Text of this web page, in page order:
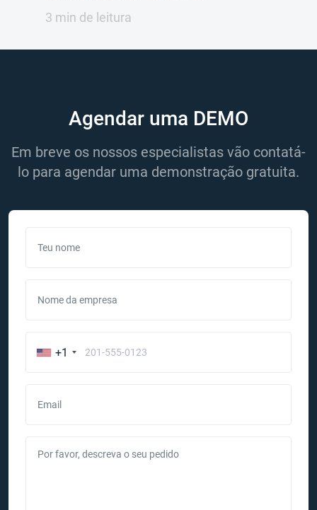
3 min de leitura
Agendar uma DEMO
Em breve os nossos especialistas vão contatá-
lo para agendar uma demonstração gratuita.
Teu nome
Nome da empresa
+1
Email
Por favor, descreva o seu pedido